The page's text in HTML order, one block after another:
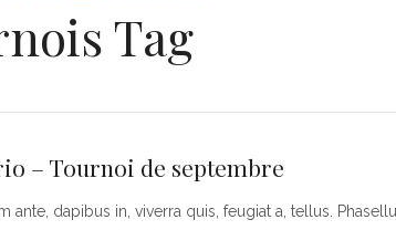
Tag
– Tournoi de septembre
ante, dapibus in, viverra quis, feugiat a, tellus.